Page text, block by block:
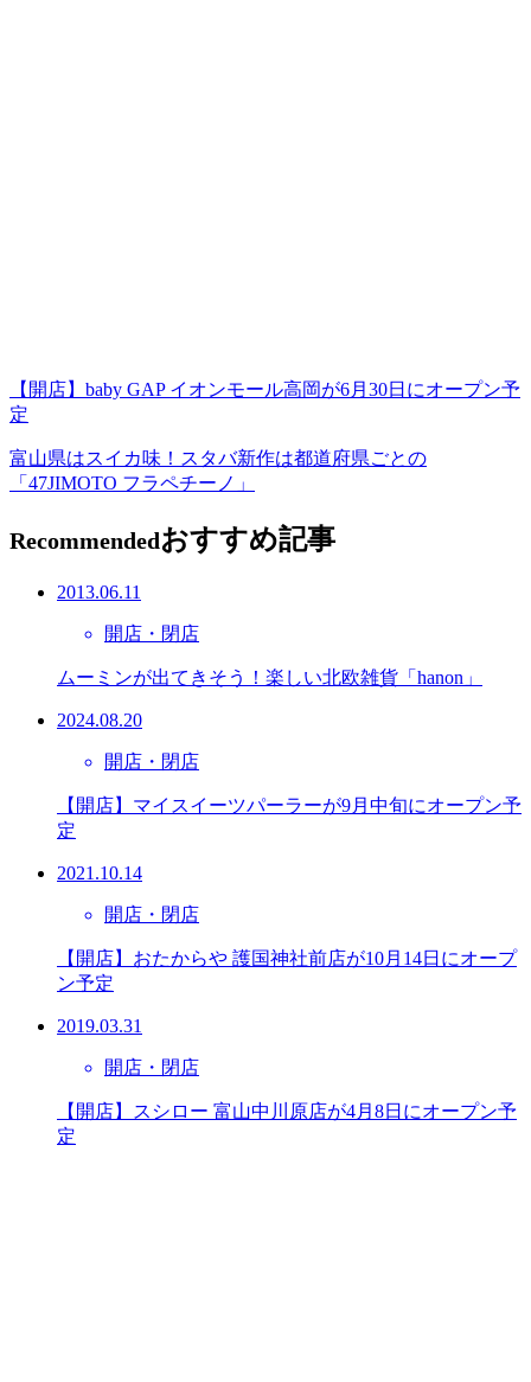
【開店】baby GAP イオンモール高岡が6月30日にオープン予
定
富山県はスイカ味！スタバ新作は都道府県ごとの
「47JIMOTO フラペチーノ」
Recommendedおすすめ記事
2013.06.11
開店・閉店
ムーミンが出てきそう！楽しい北欧雑貨「hanon」
2024.08.20
開店・閉店
【開店】マイスイーツパーラーが9月中旬にオープン予
定
2021.10.14
開店・閉店
【開店】おたからや 護国神社前店が10月14日にオープ
ン予定
2019.03.31
開店・閉店
【開店】スシロー 富山中川原店が4月8日にオープン予
定